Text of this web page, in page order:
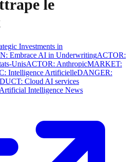
le
Investments in
: Embrace AI in UnderwritingACTOR:
UnisACTOR: AnthropicMARKET:
: Intelligence ArtificielleDANGER:
: Cloud AI services
Artificial Intelligence News